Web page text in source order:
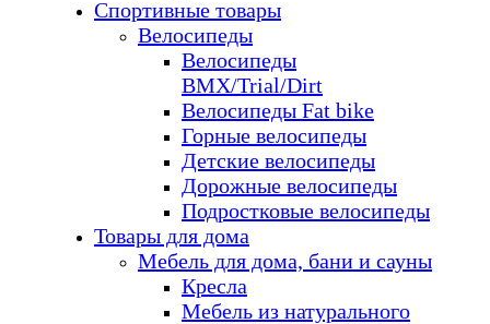
Спортивные товары
Велосипеды
Велосипеды
BMX/Trial/Dirt
Велосипеды Fat bike
Горные велосипеды
Детские велосипеды
Дорожные велосипеды
Подростковые велосипеды
Товары для дома
Мебель для дома, бани и сауны
Кресла
Мебель из натурального